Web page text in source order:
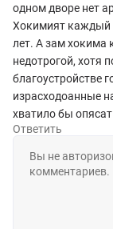
одном дворе нет
Хокимият каждый
лет. А зам хокима
недотрогой, хотя
благоустройстве
израсходоанные
хватило бы
Ответить